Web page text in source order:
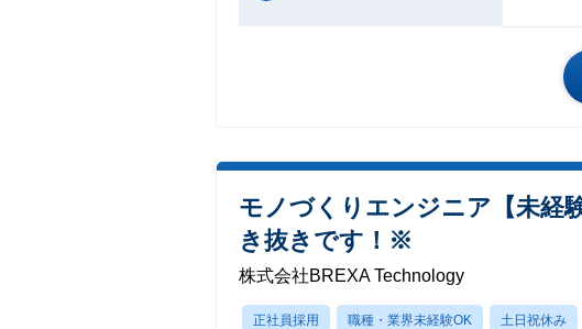
モノづくりエンジニア【未経
き抜きです！※
株式会社BREXA Technology
正社員採用 職種・業界未経験OK 土日祝休み